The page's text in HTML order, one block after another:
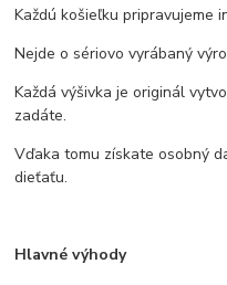
Každú košieľku pripravujeme
Nejde o sériovo vyrábaný
Každá výšivka je originál
zadáte.
Vďaka tomu získate osobný
dieťaťu.
Hlavné výhody